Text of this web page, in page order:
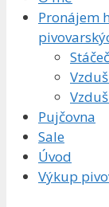
Pronájem
Pujčovna
Sale
Úvod
Výkup